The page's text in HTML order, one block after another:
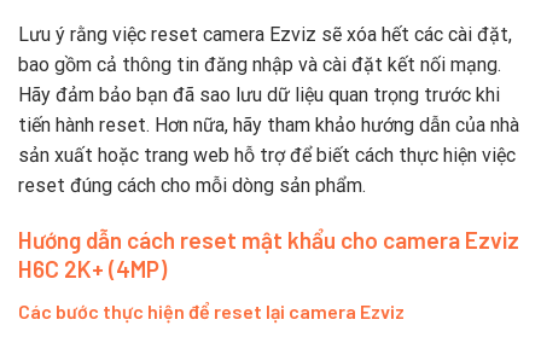
Lưu ý rằng việc reset camera Ezviz sẽ xóa hết các cài đặt,
bao gồm cả thông tin đăng nhập và cài đặt kết nối mạng.
Hãy đảm bảo bạn đã sao lưu dữ liệu quan trọng trước khi
tiến hành reset. Hơn nữa, hãy tham khảo hướng dẫn của nhà
sản xuất hoặc trang web hỗ trợ để biết cách thực hiện việc
reset đúng cách cho mỗi dòng sản phẩm.
Hướng dẫn cách reset mật khẩu cho camera Ezviz
H6C 2K+ (4MP)
Các bước thực hiện để reset lại camera Ezviz